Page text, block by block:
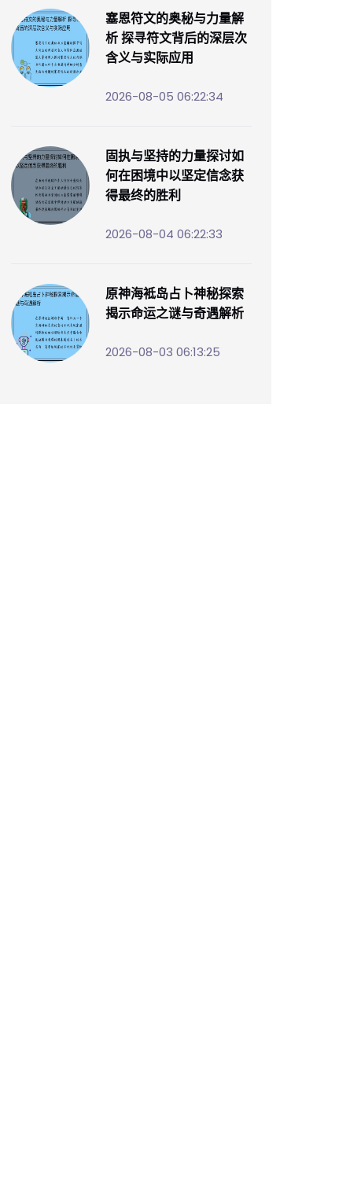
塞恩符文的奥秘与力量解
析 探寻符文背后的深层次
含义与实际应用
2026-08-05 06:22:34
固执与坚持的力量探讨如
何在困境中以坚定信念获
得最终的胜利
2026-08-04 06:22:33
原神海袛岛占卜神秘探索
揭示命运之谜与奇遇解析
2026-08-03 06:13:25